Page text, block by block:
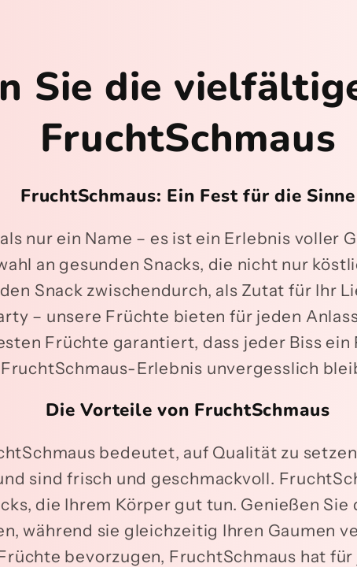
Sie die
FruchtSchmaus
FruchtSchmaus: Ein Fest für die Sinne
nur ein Name – es ist ein Erlebnis voller
an gesunden Snacks, die nicht nur
Snack zwischendurch, als Zutat für Ihr
– unsere Früchte bieten für jeden
Früchte garantiert, dass jeder Biss ein
FruchtSchmaus-Erlebnis unvergesslich
Die Vorteile von FruchtSchmaus
bedeutet, auf Qualität zu
sind frisch und geschmackvoll.
die Ihrem Körper gut tun. Genießen
während sie gleichzeitig Ihren Gaumen
bevorzugen, FruchtSchmaus hat